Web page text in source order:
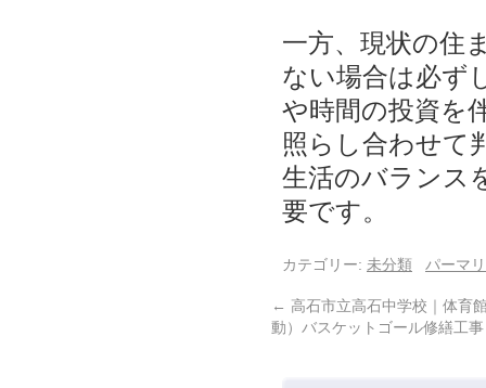
一方、現状の住
ない場合は必ず
や時間の投資を
照らし合わせて
生活のバランス
要です。
カテゴリー: 未分類 パーマ
← 高石市立高石中学校｜体育
動）バスケットゴール修繕工事